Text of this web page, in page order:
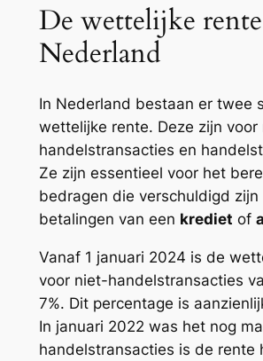
De wettelijke
Nederland
In Nederland bestaan er twee
wettelijke rente. Deze zijn voor
handelstransacties en
Ze zijn essentieel voor het
bedragen die verschuldigd
betalingen van een krediet of
Vanaf 1 januari 2024 is de
voor niet-handelstransacties
7%. Dit percentage is
In januari 2022 was het nog
handelstransacties is de rente